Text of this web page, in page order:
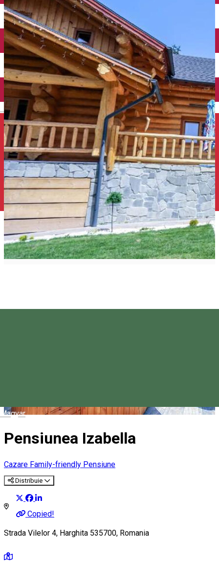
English
Magyar
Închirieri auto
Închirieri de biciclete
Pensiunea Izabella
Cazare Family-friendly Pensiune
Distribuie
Copied!
Strada Vilelor 4, Harghita 535700, Romania